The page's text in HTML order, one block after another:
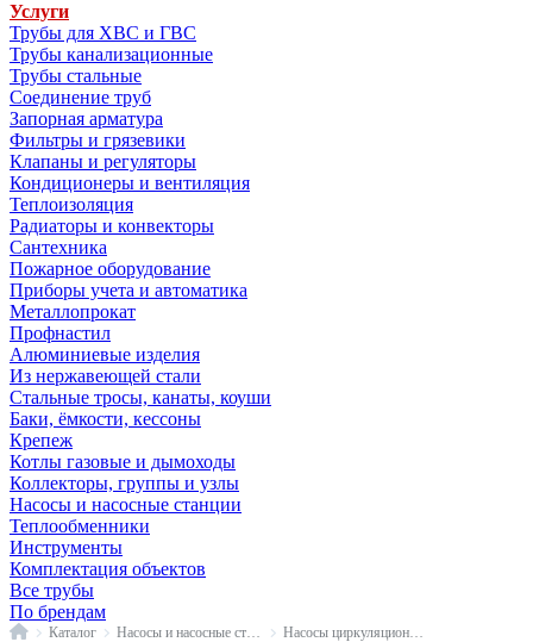
Услуги
Трубы для ХВС и ГВС
Трубы канализационные
Трубы стальные
Соединение труб
Запорная арматура
Фильтры и грязевики
Клапаны и регуляторы
Кондиционеры и вентиляция
Теплоизоляция
Радиаторы и конвекторы
Сантехника
Пожарное оборудование
Приборы учета и автоматика
Металлопрокат
Профнастил
Алюминиевые изделия
Из нержавеющей стали
Стальные тросы, канаты, коуши
Баки, ёмкости, кессоны
Крепеж
Котлы газовые и дымоходы
Коллекторы, группы и узлы
Насосы и насосные станции
Теплообменники
Инструменты
Комплектация объектов
Все трубы
По брендам
ГлавнаяКаталог